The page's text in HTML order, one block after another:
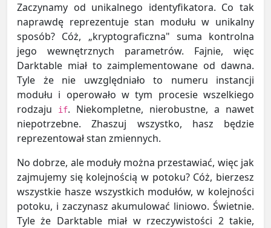
Zaczynamy od unikalnego identyfikatora. Co tak
naprawdę reprezentuje stan modułu w unikalny
sposób? Cóż, „kryptograficzna" suma kontrolna
jego wewnętrznych parametrów. Fajnie, więc
Darktable miał to zaimplementowane od dawna.
Tyle że nie uwzględniało to numeru instancji
modułu i operowało w tym procesie wszelkiego
rodzaju
if. Niekompletne, nierobustne, a nawet
niepotrzebne. Zhaszuj wszystko, hasz będzie
reprezentował stan zmiennych.
No dobrze, ale moduły można przestawiać, więc jak
zajmujemy się kolejnością w potoku? Cóż, bierzesz
wszystkie hasze wszystkich modułów, w kolejności
potoku, i zaczynasz akumulować liniowo. Świetnie.
Tyle że Darktable miał w rzeczywistości 2 takie,